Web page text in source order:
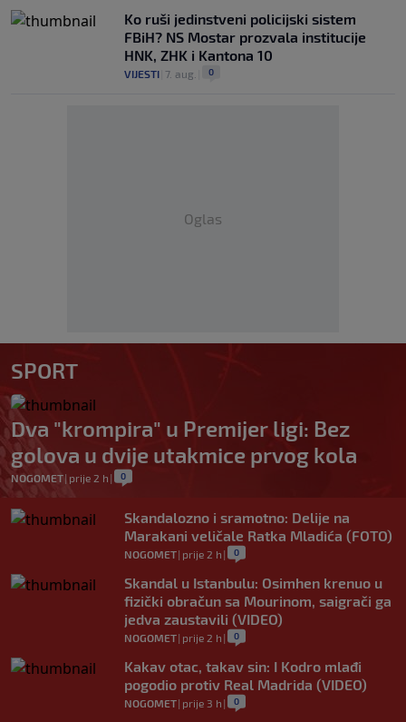
Ko ruši jedinstveni policijski sistem
FBiH? NS Mostar prozvala institucije
HNK, ZHK i Kantona 10
VIJESTI 7. aug. 0
Oglas
SPORT
Dva "krompira" u Premijer ligi: Bez
golova u dvije utakmice prvog kola
NOGOMET| prije 2 h | 0
Skandalozno i sramotno: Delije na
Marakani veličale Ratka Mladića (FOTO)
NOGOMET| prije 2 h | 0
Skandal u Istanbulu: Osimhen krenuo u
fizički obračun sa Mourinom, saigrači ga
jedva zaustavili (VIDEO)
NOGOMET| prije 2 h | 0
Kakav otac, takav sin: I Kodro mlađi
pogodio protiv Real Madrida (VIDEO)
NOGOMET| prije 3 h | 0